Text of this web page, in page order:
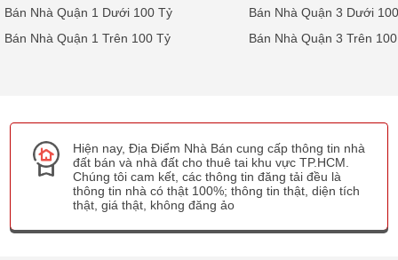
Bán Nhà Quận 1 Dưới 100 Tỷ
Bán Nhà Quận 3 Dưới
Bán Nhà Quận 1 Trên 100 Tỷ
Bán Nhà Quận 3 Trên
Hiện nay, Địa Điểm Nhà Bán cung cấp thông tin nhà
đất bán và nhà đất cho thuê tai khu vực TP.HCM.
Chúng tôi cam kết, các thông tin đăng tải đều là
thông tin nhà có thật 100%; thông tin thật, diện tích
thật, giá thật, không đăng ảo